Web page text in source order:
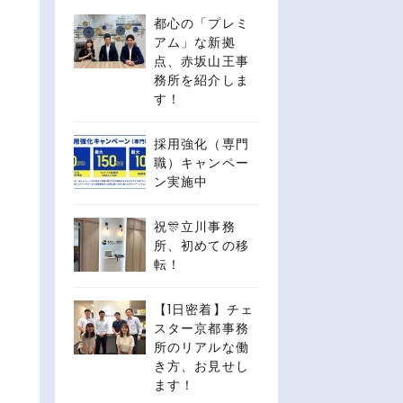
都心の「プレミ
アム」な新拠
点、赤坂山王事
務所を紹介しま
す！
採用強化（専門
職）キャンペー
ン実施中
祝🎊立川事務
所、初めての移
転！
【1日密着】チェ
スター京都事務
所のリアルな働
き方、お見せし
ます！